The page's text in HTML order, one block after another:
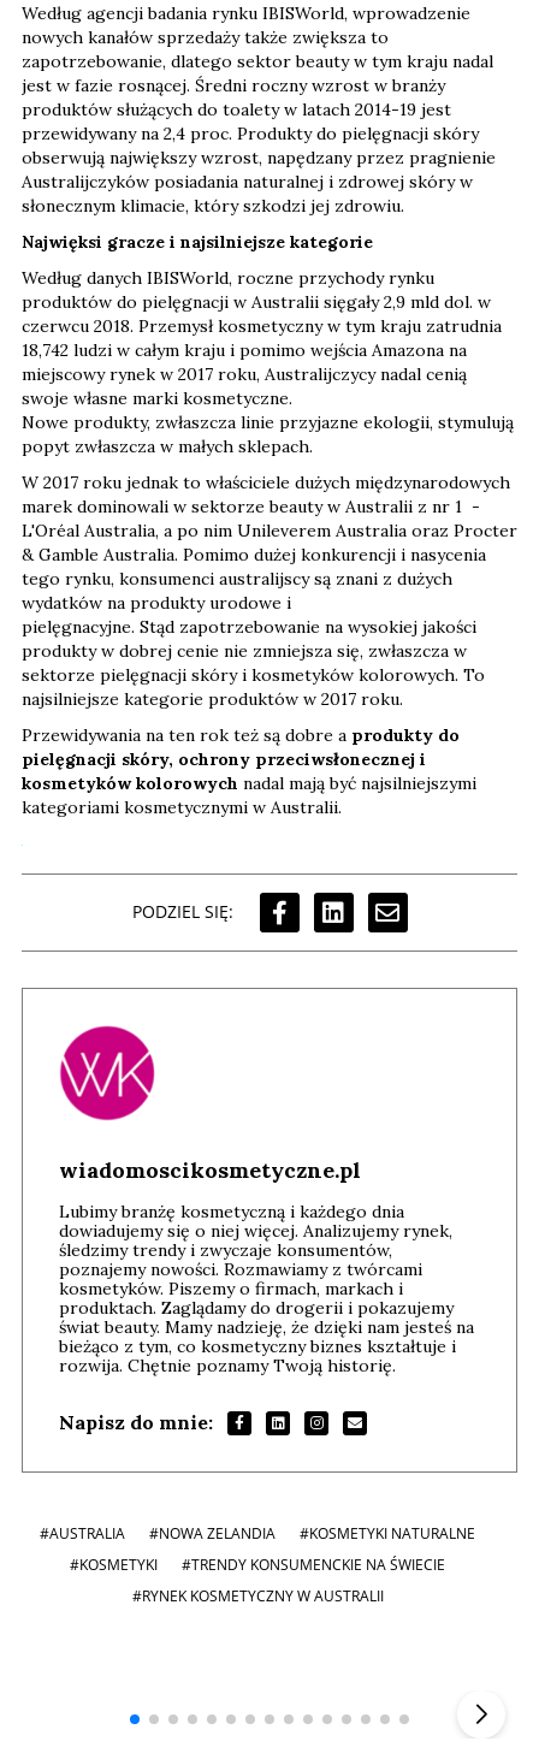
Według agencji badania rynku IBISWorld, wprowadzenie
nowych kanałów sprzedaży także zwiększa to
zapotrzebowanie, dlatego sektor beauty w tym kraju nadal
jest w fazie rosnącej. Średni roczny wzrost w branży
produktów służących do toalety w latach 2014-19 jest
przewidywany na 2,4 proc. Produkty do pielęgnacji skóry
obserwują największy wzrost, napędzany przez pragnienie
Australijczyków posiadania naturalnej i zdrowej skóry w
słonecznym klimacie, który szkodzi jej zdrowiu.
Najwięksi gracze i najsilniejsze kategorie
Według danych IBISWorld, roczne przychody rynku
produktów do pielęgnacji w Australii sięgały 2,9 mld dol. w
czerwcu 2018. Przemysł kosmetyczny w tym kraju zatrudnia
18,742 ludzi w całym kraju i pomimo wejścia Amazona na
miejscowy rynek w 2017 roku, Australijczycy nadal cenią
swoje własne marki kosmetyczne.
Nowe produkty, zwłaszcza linie przyjazne ekologii, stymulują
popyt zwłaszcza w małych sklepach.
W 2017 roku jednak to właściciele dużych międzynarodowych
marek dominowali w sektorze beauty w Australii z nr 1 -
L'Oréal Australia, a po nim Unileverem Australia oraz Procter
& Gamble Australia. Pomimo dużej konkurencji i nasycenia
tego rynku, konsumenci australijscy są znani z dużych
wydatków na produkty urodowe i
pielęgnacyjne. Stąd zapotrzebowanie na wysokiej jakości
produkty w dobrej cenie nie zmniejsza się, zwłaszcza w
sektorze pielęgnacji skóry i kosmetyków kolorowych. To
najsilniejsze kategorie produktów w 2017 roku.
Przewidywania na ten rok też są dobre a produkty do
pielęgnacji skóry, ochrony przeciwsłonecznej i
kosmetyków kolorowych nadal mają być najsilniejszymi
kategoriami kosmetycznymi w Australii.
PODZIEL SIĘ:
wiadomoscikosmetyczne.pl
Lubimy branżę kosmetyczną i każdego dnia
dowiadujemy się o niej więcej. Analizujemy rynek,
śledzimy trendy i zwyczaje konsumentów,
poznajemy nowości. Rozmawiamy z twórcami
kosmetyków. Piszemy o firmach, markach i
produktach. Zaglądamy do drogerii i pokazujemy
świat beauty. Mamy nadzieję, że dzięki nam jesteś na
bieżąco z tym, co kosmetyczny biznes kształtuje i
rozwija. Chętnie poznamy Twoją historię.
Napisz do mnie:
#AUSTRALIA #NOWA ZELANDIA
#KOSMETYKI NATURALNE
#KOSMETYKI
#TRENDY KONSUMENCKIE NA ŚWIECIE
#RYNEK KOSMETYCZNY W AUSTRALII